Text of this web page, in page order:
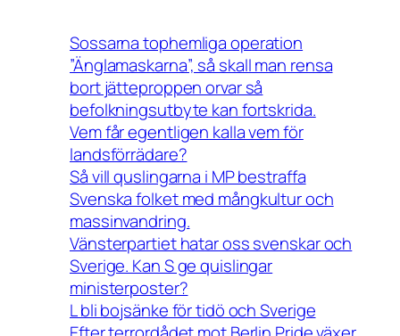
Sossarna tophemliga operation
”Änglamaskarna”, så skall man rensa
bort jätteproppen orvar så
befolkningsutbyte kan fortskrida.
Vem får egentligen kalla vem för
landsförrädare?
Så vill quslingarna i MP bestraffa
Svenska folket med mångkultur och
massinvandring.
Vänsterpartiet hatar oss svenskar och
Sverige. Kan S ge quislingar
ministerposter?
L bli bojsänke för tidö och Sverige